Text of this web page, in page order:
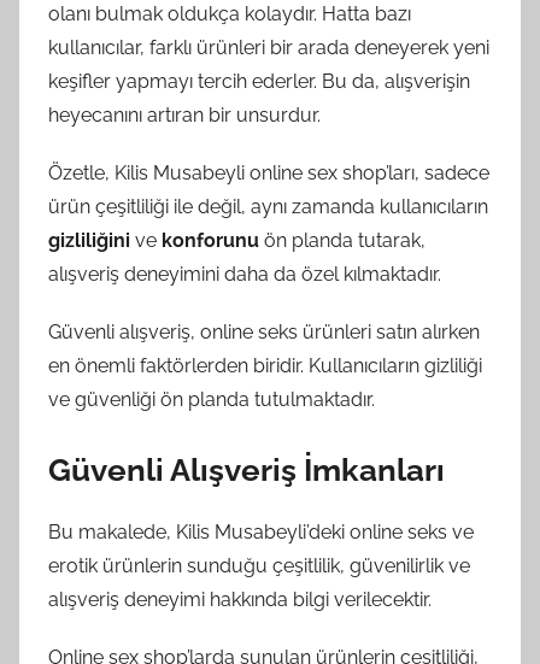
olanı bulmak oldukça kolaydır. Hatta bazı
kullanıcılar, farklı ürünleri bir arada deneyerek yeni
keşifler yapmayı tercih ederler. Bu da, alışverişin
heyecanını artıran bir unsurdur.
Özetle, Kilis Musabeyli online sex shop’ları, sadece
ürün çeşitliliği ile değil, aynı zamanda kullanıcıların
gizliliğini ve konforunu ön planda tutarak,
alışveriş deneyimini daha da özel kılmaktadır.
Güvenli alışveriş, online seks ürünleri satın alırken
en önemli faktörlerden biridir. Kullanıcıların gizliliği
ve güvenliği ön planda tutulmaktadır.
Güvenli Alışveriş İmkanları
Bu makalede, Kilis Musabeyli’deki online seks ve
erotik ürünlerin sunduğu çeşitlilik, güvenilirlik ve
alışveriş deneyimi hakkında bilgi verilecektir.
Online sex shop’larda sunulan ürünlerin çeşitliliği,